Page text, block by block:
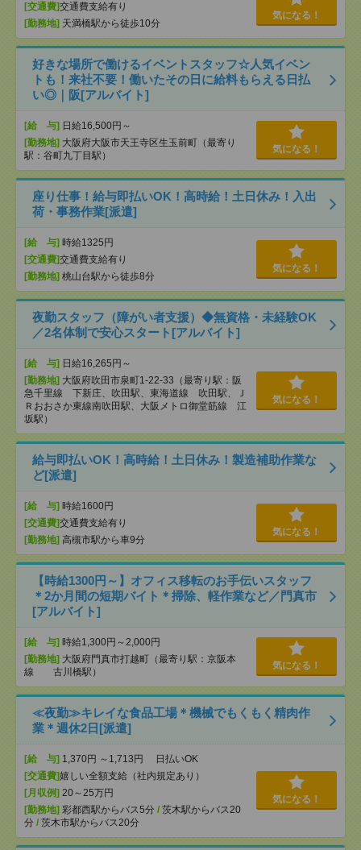
[交通費]交通費支給有り
[勤務地] 天満橋駅から徒歩10分
気になる！
好きな場所で働けるイベントスタッフ☆人気イベン
トも！来社不要！働いたその日に給料もらえる日払
い◎｜阪[アルバイト]
[給 与] 日給16,500円～
[勤務地] 大阪府大阪市天王寺区生玉前町（最寄り
駅：谷町九丁目駅）
気になる！
座り仕事！給与即払いOK！高時給！土日休み！入出
荷・事務作業[派遣]
[給 与] 時給1325円
[交通費]交通費支給有り
[勤務地] 桃山台駅から徒歩8分
気になる！
夜勤スタッフ（障がい者支援）◆無資格・未経験OK
／2名体制で安心スタート[アルバイト]
[給 与] 日給16,265円～
[勤務地] 大阪府吹田市泉町1-22-33（最寄り駅：阪
急千里線 下新庄、吹田駅、東海道線 吹田駅、Ｊ
Ｒおおさか東線南吹田駅、大阪メトロ御堂筋線 江
坂駅）
気になる！
給与即払いOK！高時給！土日休み！製造補助作業な
ど[派遣]
[給 与] 時給1600円
[交通費]交通費支給有り
[勤務地] 高槻市駅から車9分
気になる！
【時給1300円～】オフィス移転のお手伝いスタッフ
＊2か月間の短期バイト＊掃除、軽作業など／門真市
[アルバイト]
[給 与] 時給1,300円～2,000円
[勤務地] 大阪府門真市打越町（最寄り駅：京阪本
線 古川橋駅）
気になる！
≪夜勤≫キレイな食品工場＊機械でもくもく精肉作
業＊週休2日[派遣]
[給 与] 1,370円 ～1,713円 日払いOK
[交通費]嬉しい全額支給（社内規定あり）
[月収例] 20～25万円
[勤務地] 彩都西駅からバス5分 / 茨木駅からバス20
分 / 茨木市駅からバス20分
気になる！